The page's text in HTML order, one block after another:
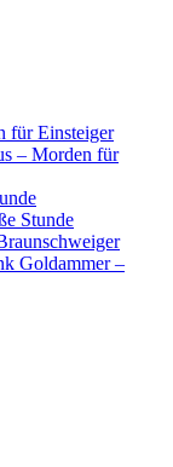
für Einsteiger
– Morden für
Stunde
Goldammer –